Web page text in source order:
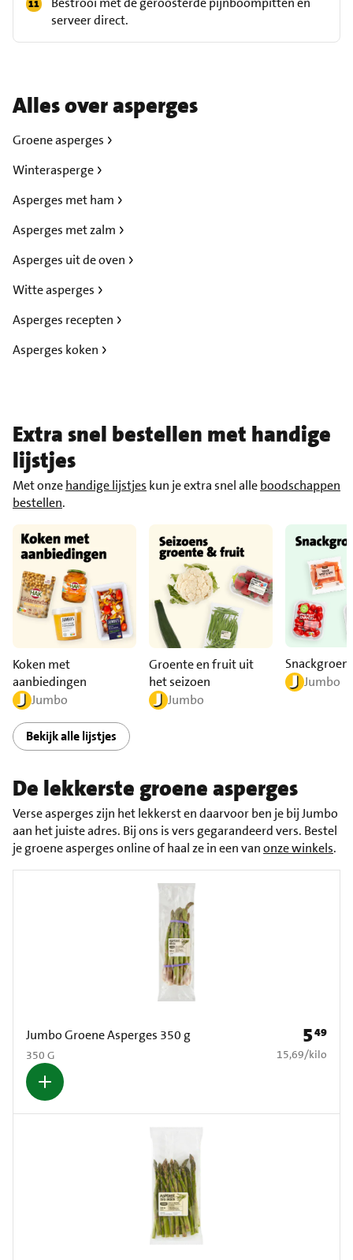
serveer direct.
Alles over asperges
Groene asperges
Winterasperge
Asperges met ham
Asperges met zalm
Asperges uit de oven
Witte asperges
Asperges recepten
Asperges koken
Extra snel bestellen met handige
lijstjes
Met onzehandige lijstjes kun je extra snel alleboodschappen
bestellen.
Koken met
aanbiedingen
Jumbo
Groente en fruit uit
het seizoen
Jumbo
Jumbo
Bekijk alle lijstjes
De lekkerste groene asperges
Verse asperges zijn het lekkerst en daarvoor ben je bij Jumbo
aan het juiste adres. Bij ons is vers gegarandeerd vers. Bestel
je groene asperges online of haal ze in een vanonze winkels.
Jumbo Groene Asperges 350 g
350 G
Prijs: €
549
€ 15,69 per kilo
15,69/kilo